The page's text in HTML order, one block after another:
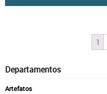
1
Departamentos
Artefatos